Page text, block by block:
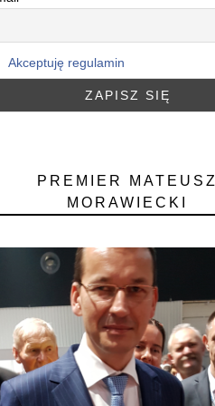
Akceptuję regulamin
PREMIER MATEUSZ
MORAWIECKI